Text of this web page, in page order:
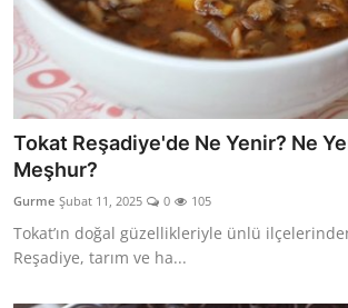
Tokat Reşadiye'de Ne Yenir? Ne
Meşhur?
Gurme Şubat 11, 2025 0 105
Tokat’ın doğal güzellikleriyle ünlü
Reşadiye, tarım ve ha...